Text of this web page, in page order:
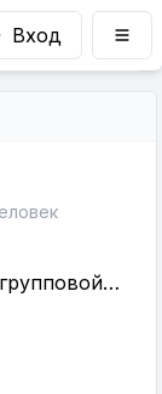
Вход